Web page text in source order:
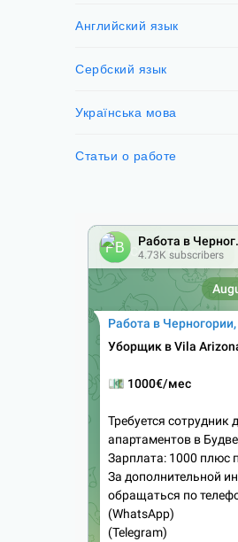
Английский язык
Сербский язык
Українська мова
Статьи о работе